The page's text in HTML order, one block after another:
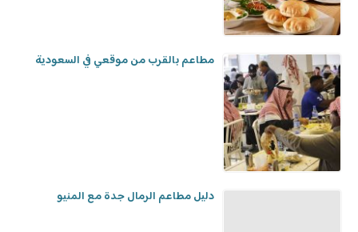
مطاعم بالقرب من موقعي في السعودية
دليل مطاعم الرمال جدة مع المنيو